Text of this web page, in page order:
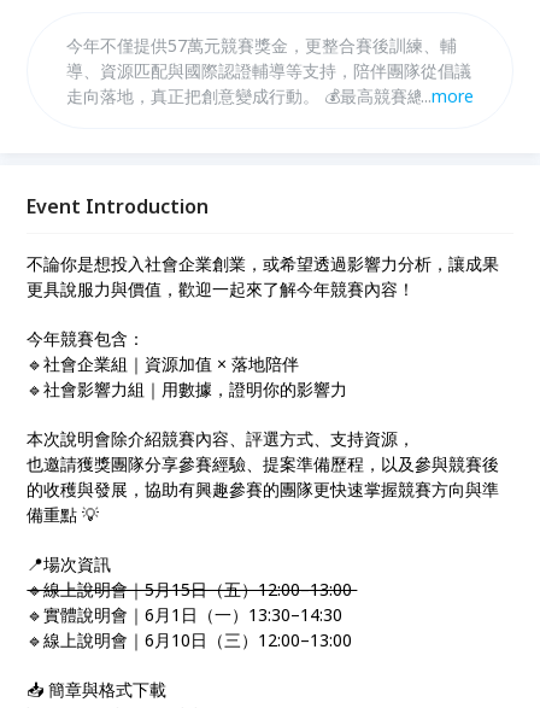
今年不僅提供57萬元競賽獎金，更整合賽後訓練、輔
導、資源匹配與國際認證輔導等支持，陪伴團隊從倡議
走向落地，真正把創意變成行動。 💰最高競賽總獎金
...more
Event Introduction
不論你是想投入社會企業創業，或希望透過影響力分析，讓成果
更具說服力與價值，歡迎一起來了解今年競賽內容！
今年競賽包含：
🔹社會企業組｜資源加值 × 落地陪伴
🔹社會影響力組｜用數據，證明你的影響力
本次說明會除介紹競賽內容、評選方式、支持資源，
也邀請獲獎團隊分享參賽經驗、提案準備歷程，以及參與競賽後
的收穫與發展，協助有興趣參賽的團隊更快速掌握競賽方向與準
備重點 💡
📍場次資訊
🔹線上說明會｜5月15日（五）12:00–13:00
🔹實體說明會｜6月1日（一）13:30–14:30
🔹線上說明會｜6月10日（三）12:00–13:00
📥 簡章與格式下載